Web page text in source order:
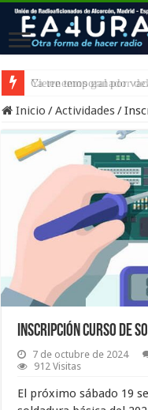
Ya tenemos ganador
Inicio /Actividades/
Inscripción curso de
7 de octubre de 2024
912 Visitas
El próximo sábado 19